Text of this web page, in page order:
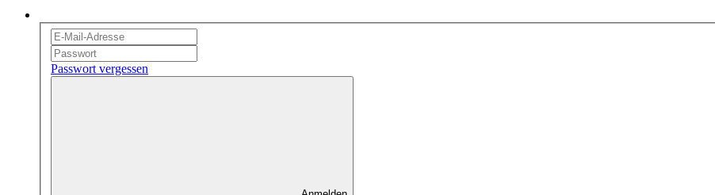
Passwort vergessen